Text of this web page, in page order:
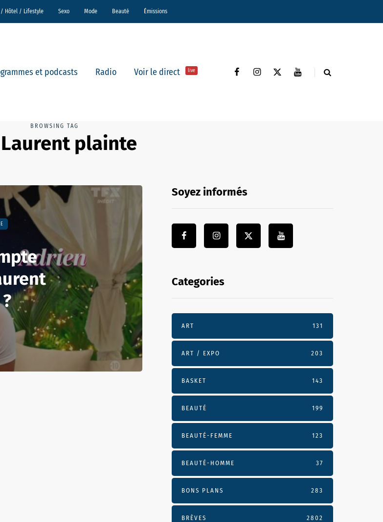
/ Hôtel / Lifestyle Sexo Mode Beauté Émissions
et podcasts Radio Voir le direct live
BROWSING TAG
plainte
Soyez informés
Categories
ART 131
ART / EXPO 203
BASKET 143
BEAUTÉ 199
BEAUTÉ-FEMME 123
BEAUTÉ-HOMME 37
BONS PLANS 283
BRÈVES 2802